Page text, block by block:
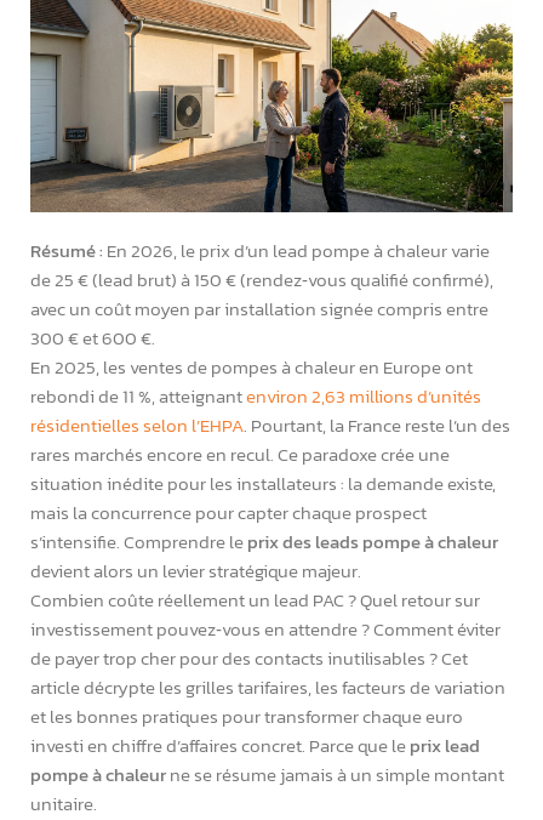
Résumé : En 2026, le prix d’un lead pompe à chaleur varie
de 25 € (lead brut) à 150 € (rendez‑vous qualifié confirmé),
avec un coût moyen par installation signée compris entre
300 € et 600 €.
En 2025, les ventes de pompes à chaleur en Europe ont
rebondi de 11 %, atteignantenviron 2,63 millions d’unités
résidentielles selon l’EHPA. Pourtant, la France reste l’un des
rares marchés encore en recul. Ce paradoxe crée une
situation inédite pour les installateurs : la demande existe,
mais la concurrence pour capter chaque prospect
s’intensifie. Comprendre leprix des leads pompe à chaleur
devient alors un levier stratégique majeur.
Combien coûte réellement un lead PAC ? Quel retour sur
investissement pouvez‑vous en attendre ? Comment éviter
de payer trop cher pour des contacts inutilisables ? Cet
article décrypte les grilles tarifaires, les facteurs de variation
et les bonnes pratiques pour transformer chaque euro
investi en chiffre d’affaires concret. Parce que leprix lead
pompe à chaleurne se résume jamais à un simple montant
unitaire.